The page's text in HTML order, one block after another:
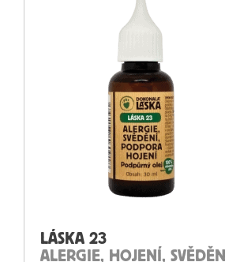
LÁSKA 23
ALERGIE, HOJENÍ, SVĚDĚNÍ